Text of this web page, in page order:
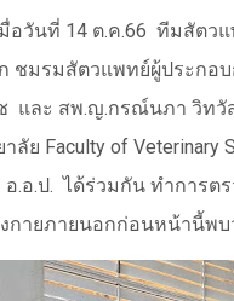
มื่อวันที่ 14 ต.ค.66 ทีมสัตวแ
ชมรมสัตวแพทย์ผู้ประกอ
และ สพ.ญ.กรณ์นภา วิทวั
ลัย Faculty of Veterinary
.อ.ป. ได้ร่วมกัน ทำการต
กายภายนอกก่อนหน้านี้พบ